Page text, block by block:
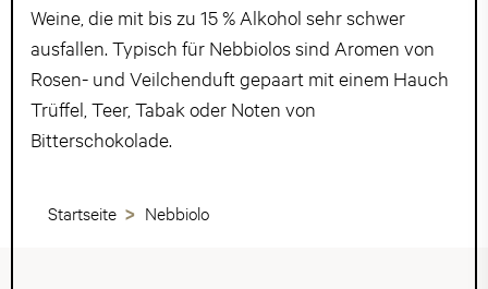
Weine, die mit bis zu 15 % Alkohol sehr schwer
ausfallen. Typisch für Nebbiolos sind Aromen von
Rosen- und Veilchenduft gepaart mit einem Hauch
Trüffel, Teer, Tabak oder Noten von
Bitterschokolade.
Startseite Nebbiolo